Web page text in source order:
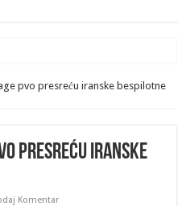
pvo presreću iranske bespilotne
presreću iranske
Komentar